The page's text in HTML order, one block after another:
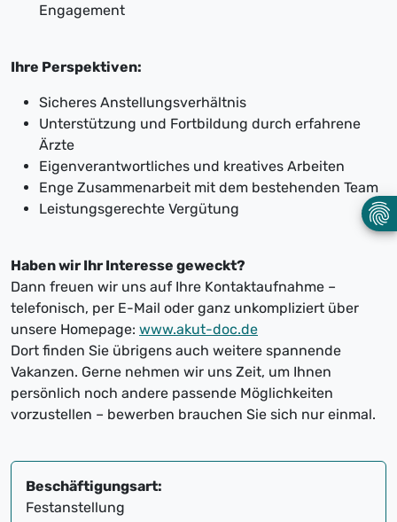
Engagement
Ihre Perspektiven:
Sicheres Anstellungsverhältnis
Unterstützung und Fortbildung durch erfahrene
Ärzte
Eigenverantwortliches und kreatives Arbeiten
Enge Zusammenarbeit mit dem bestehenden Team
Leistungsgerechte Vergütung
Haben wir Ihr Interesse geweckt?
Dann freuen wir uns auf Ihre Kontaktaufnahme –
telefonisch, per E-Mail oder ganz unkompliziert über
unsere Homepage: www.akut-doc.de
Dort finden Sie übrigens auch weitere spannende
Vakanzen. Gerne nehmen wir uns Zeit, um Ihnen
persönlich noch andere passende Möglichkeiten
vorzustellen – bewerben brauchen Sie sich nur einmal.
Beschäftigungsart:
Festanstellung